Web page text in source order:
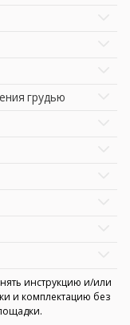
грудью
инструкцию и/или
и комплектацию без